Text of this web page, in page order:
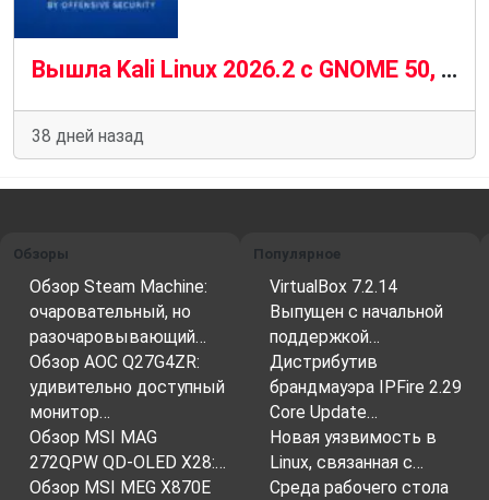
Вышла Kali Linux 2026.2 с GNOME 50, KDE Plasma 6.6 и ядром 6.19
38 дней назад
Обзоры
Обзор Steam Machine:
очаровательный, но
разочаровывающий…
Обзор AOC Q27G4ZR:
удивительно доступный
монитор…
Обзор MSI MAG
272QPW QD-OLED X28:…
Обзор MSI MEG X870E
Популярное
VirtualBox 7.2.14
Выпущен с начальной
поддержкой…
Дистрибутив
брандмауэра IPFire 2.29
Core Update…
Новая уязвимость в
Linux, связанная с…
Среда рабочего стола